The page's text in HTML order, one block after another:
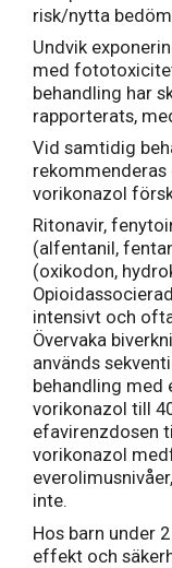
risk/nytta
Undvik
med
behandling har
rapporterats,
Vid samtidig
vorikonazol
Ritonavir,
(alfentanil,
(oxikodon,
intensivt och
Övervaka
används
behandling med
vorikonazol till
efavirenzdosen
vorikonazol
inte.
Hos barn under
effekt och